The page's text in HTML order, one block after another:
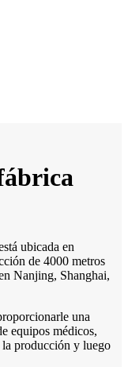
ubicada en
de 4000 metros
Nanjing, Shanghai,
una
equipos médicos,
la producción y luego